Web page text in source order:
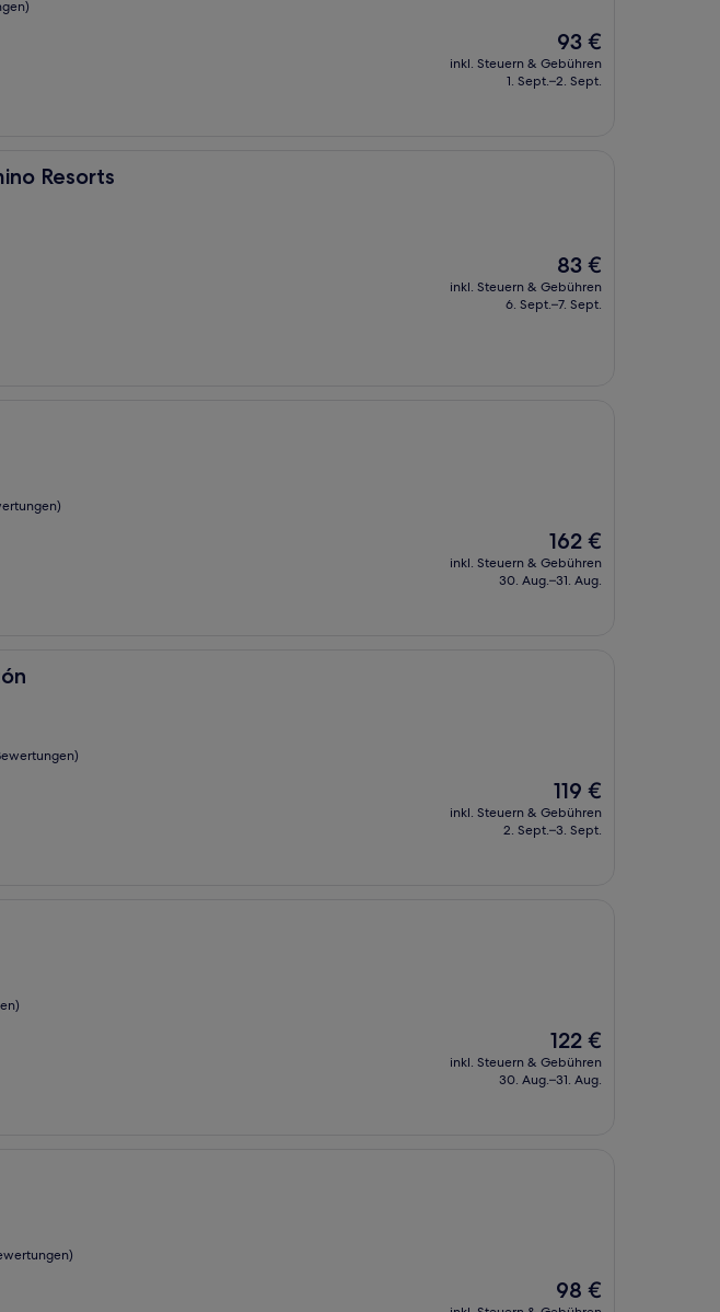
Der
Preis
beträgt
93 €
inkl. Steuern & Gebühren
1. Sept.–2. Sept.
Resorts
Der
Preis
beträgt
83 €
inkl. Steuern & Gebühren
6. Sept.–7. Sept.
Der
Preis
beträgt
162 €
inkl. Steuern & Gebühren
30. Aug.–31. Aug.
Der
Preis
beträgt
119 €
inkl. Steuern & Gebühren
2. Sept.–3. Sept.
Der
Preis
beträgt
122 €
inkl. Steuern & Gebühren
30. Aug.–31. Aug.
Der
Preis
98 €